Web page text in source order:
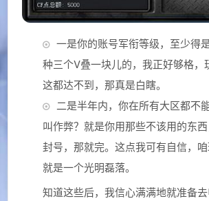
一是你的账号军衔等级，至少得
种三个V叠一块儿的，我正好够格，
这都达不到，那真是白瞎。
二是半年内，你在所有大区都不
叫作弊？就是你用那些不该用的东西
封号，那就完。这点我可有自信，
就是一个光明磊落。
知道这些后，我信心满满地就准备